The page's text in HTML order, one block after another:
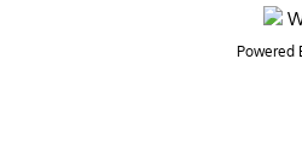
Powered